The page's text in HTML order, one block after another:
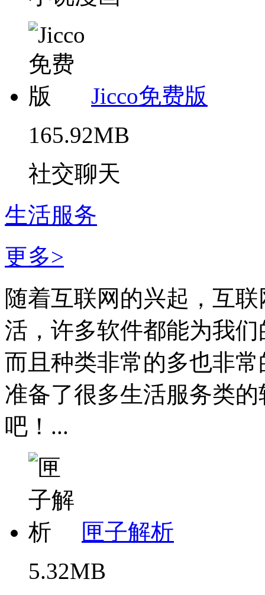
Jicco免费版
165.92MB
社交聊天
生活服务
更多>
随着互联网的兴起，互
活，许多软件都能为我
而且种类非常的多也非
准备了很多生活服务类
吧！...
匣子解析
5.32MB